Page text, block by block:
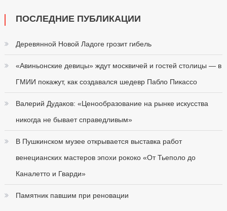
ПОСЛЕДНИЕ ПУБЛИКАЦИИ
Деревянной Новой Ладоге грозит гибель
«Авиньонские девицы» ждут москвичей и гостей столицы — в
ГМИИ покажут, как создавался шедевр Пабло Пикассо
Валерий Дудаков: «Ценообразование на рынке искусства
никогда не бывает справедливым»
В Пушкинском музее открывается выставка работ
венецианских мастеров эпохи рококо «От Тьеполо до
Каналетто и Гварди»
Памятник павшим при реновации